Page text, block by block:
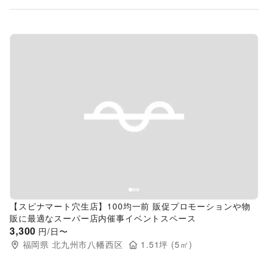
Previous slide
【スピナマート穴生店】100均一前 販促プロモーションや物
販に最適なスーパー店内催事イベントスペース
3,300 円/日〜
福岡県 北九州市八幡西区 1.51坪 (5 ㎡)